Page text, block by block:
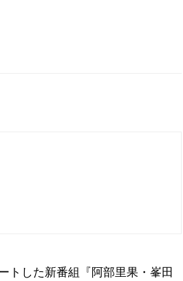
トした新番組『阿部里果・峯田